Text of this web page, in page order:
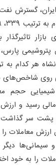
گسترش
تاثیرگذار
پتروشیمی
رسید و
را پشت سر
معاملات
سیمانی‌ها دیگر
را به خود